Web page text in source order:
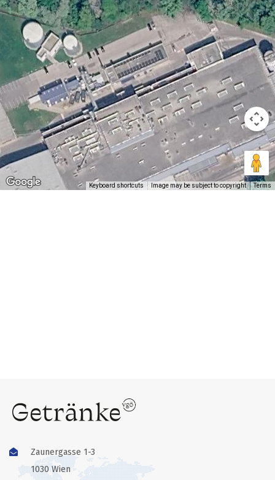
Keyboard shortcuts Image may be subject to copyright Terms
Zaunergasse 1-3
1030 Wien